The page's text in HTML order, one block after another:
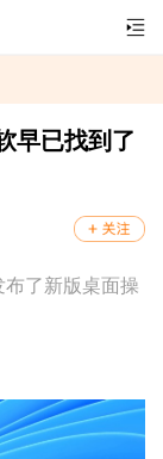
早已找到了
了新版桌面操